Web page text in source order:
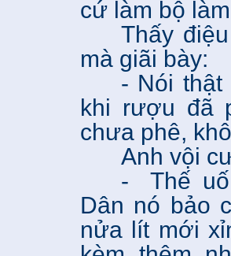
cứ làm bộ
Thấy
mà giãi bày:
- Nói
khi rượu đã
chưa phê,
Anh vội
- Thế
Dân nó bảo
nửa lít mới